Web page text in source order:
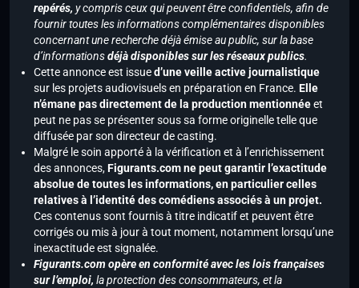
repérés, y compris ceux qui peuvent être confidentiels, afin de
fournir toutes les informations complémentaires disponibles
concernant une recherche déjà émise au public, sur la base
d’informationsdéjà disponibles sur les réseaux publics.
Cette annonce est issued’une veille active journalistique
sur les projets audiovisuels en préparation en France. Elle
n’émane pas directement de la production mentionnéeet
peut ne pas se présenter sous sa forme originelle telle que
diffusée par son directeur de casting.
Malgré le soin apporté à la vérification et à l’enrichissement
des annonces,Figurants.com ne peut garantir l’exactitude
absolue de toutes les informations, en particulier celles
relatives à l’identité des comédiens associés à un projet.
Ces contenus sont fournis à titre indicatif et peuvent être
corrigés ou mis à jour à tout moment, notamment lorsqu’une
inexactitude est signalée.
Figurants.com opère en conformité avec les lois françaises
sur l’emploi, la protection des consommateurs, et la